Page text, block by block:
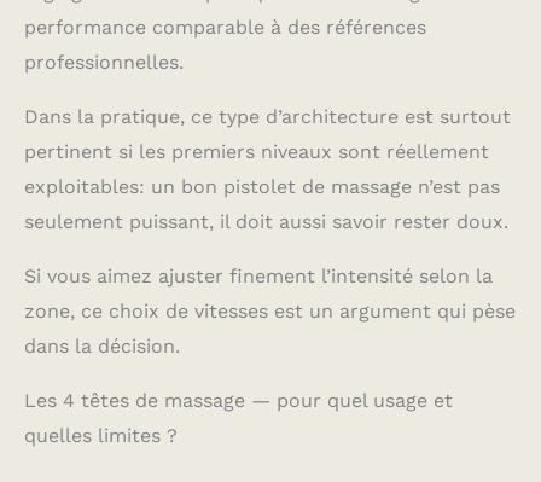
charge une charge
rapide en 3 heures
ininterrompu.
performance comparable à des références
professionnelles.
Dans la pratique, ce type d’architecture est surtout
pertinent si les premiers niveaux sont réellement
exploitables: un bon pistolet de massage n’est pas
seulement puissant, il doit aussi savoir rester doux.
Si vous aimez ajuster finement l’intensité selon la
zone, ce choix de vitesses est un argument qui pèse
dans la décision.
Les 4 têtes de massage — pour quel usage et
quelles limites ?